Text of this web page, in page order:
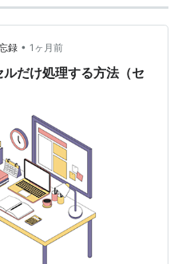
録 • 1ヶ月前
だけ処理する方法（セ